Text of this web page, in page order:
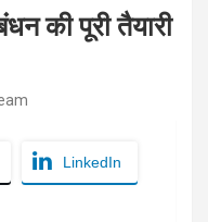
की पूरी तैयारी
LinkedIn